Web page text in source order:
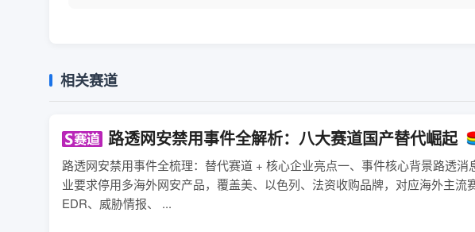
相关赛道
路透网安禁用事件全解析：八大赛道国产替代崛起
路透网安禁用事件全梳理：替代赛道 + 核心企业亮点一、事件核心背景路透
业要求停用多海外网安产品，覆盖美、以色列、法资收购品牌，对应海外主
EDR、威胁情报、 ...